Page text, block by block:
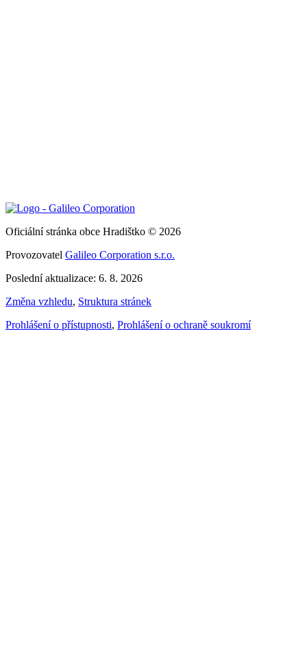
Oficiální stránka obce Hradištko © 2026
Provozovatel Galileo Corporation s.r.o.
Poslední aktualizace: 6. 8. 2026
Změna vzhledu, Struktura stránek
Prohlášení o přístupnosti, Prohlášení o ochraně soukromí